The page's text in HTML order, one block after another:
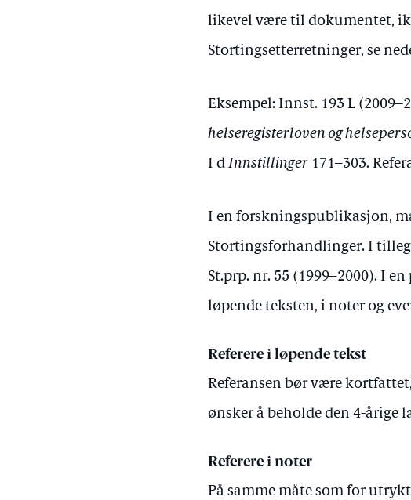
likevel være til dokumentet,
Stortingsetterretninger, se
Eksempel: Innst. 193 L
helseregisterloven og
I dInnstillinger 171–303.
I en forskningspublikasjon,
Stortingsforhandlinger. I
St.prp. nr. 55 (1999–2000). I
løpende teksten, i noter og
Referere i løpende tekst
Referansen bør være
ønsker å beholde den 4-årige
Referere i noter
På samme måte som for